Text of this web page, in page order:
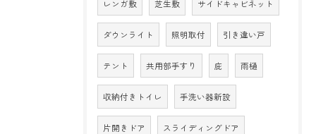
レンガ敷 芝生敷 サイドキャビネット
ダウンライト 照明取付 引き違い戸
テント 共用部手すり 庇 雨樋
収納付きトイレ 手洗い器新設
片開きドア スライディングドア